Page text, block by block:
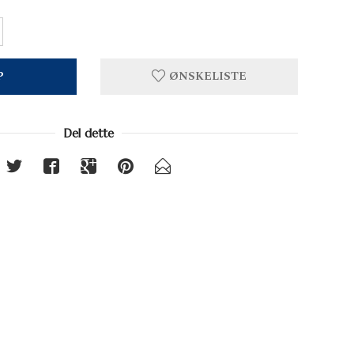
ØNSKELISTE
Del dette